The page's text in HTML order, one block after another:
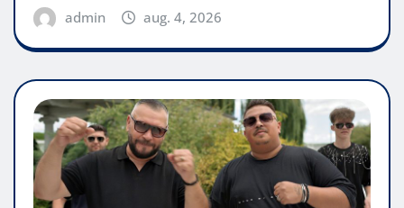
admin aug. 4, 2026